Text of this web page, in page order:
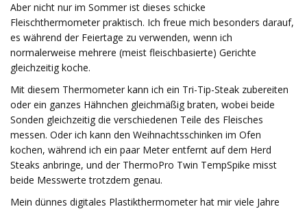
Aber nicht nur im Sommer ist dieses schicke
Fleischthermometer praktisch. Ich freue mich besonders darauf,
es während der Feiertage zu verwenden, wenn ich
normalerweise mehrere (meist fleischbasierte) Gerichte
gleichzeitig koche.
Mit diesem Thermometer kann ich ein Tri-Tip-Steak zubereiten
oder ein ganzes Hähnchen gleichmäßig braten, wobei beide
Sonden gleichzeitig die verschiedenen Teile des Fleisches
messen. Oder ich kann den Weihnachtsschinken im Ofen
kochen, während ich ein paar Meter entfernt auf dem Herd
Steaks anbringe, und der ThermoPro Twin TempSpike misst
beide Messwerte trotzdem genau.
Mein dünnes digitales Plastikthermometer hat mir viele Jahre